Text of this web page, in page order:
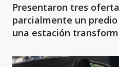
Presentaron tres
parcialmente un
una estación